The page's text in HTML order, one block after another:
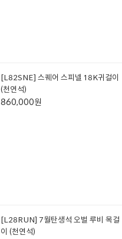
[L82SNE] 스퀘어 스피넬 18K귀걸이
(천연석)
860,000원
[L28RUN] 7월탄생석 오벌 루비 목걸
이 (천연석)